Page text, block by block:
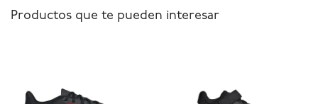
Productos que te pueden interesar